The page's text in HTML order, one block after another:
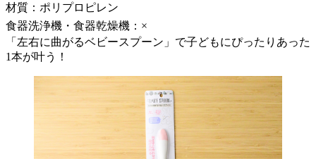
材質：ポリプロピレン
食器洗浄機・食器乾燥機：×
「左右に曲がるベビースプーン」で子どもにぴったりあった
1本が叶う！